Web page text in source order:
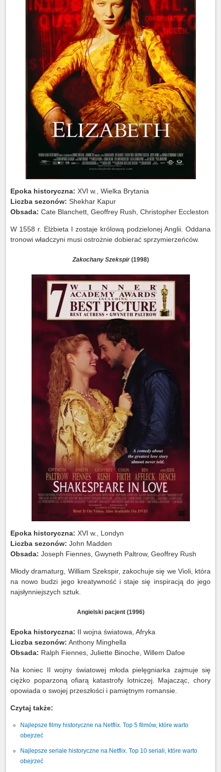
Epoka historyczna: XVI w., Wielka Brytania
Liczba sezonów: Shekhar Kapur
Obsada: Cate Blanchett, Geoffrey Rush, Christopher Eccleston
W 1558 r. Elżbieta I zostaje królową podzielonej Anglii. Oddana
tronowi władczyni musi ostrożnie dobierać sprzymierzeńców.
Zakochany Szekspir(1998)
Epoka historyczna: XVI w., Londyn
Liczba sezonów: John Madden
Obsada: Joseph Fiennes, Gwyneth Paltrow, Geoffrey Rush
Młody dramaturg, William Szekspir, zakochuje się we Violi, która
na nowo budzi jego kreatywność i staje się inspiracją do jego
najsłynniejszych sztuk.
Angielski pacjent (1996)
Epoka historyczna: II wojna światowa, Afryka
Liczba sezonów: Anthony Minghella
Obsada: Ralph Fiennes, Juliette Binoche, Willem Dafoe
Na koniec II wojny światowej młoda pielęgniarka zajmuje się
ciężko poparzoną ofiarą katastrofy lotniczej. Majacząc, chory
opowiada o swojej przeszłości i pamiętnym romansie.
Czytaj także:
Najlepsze filmy historyczne na Netflix. Top 5 filmów, które warto
obejrzeć
Najlepsze seriale historyczne na Netflix. Top 10 seriali, które warto
obejrzeć